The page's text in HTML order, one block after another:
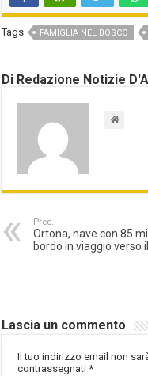
Tags FAMIGLIA NEL BOSCO
Di Redazione Notizie
Prec.
Ortona, nave con 85
bordo in viaggio verso
Lascia un commento
Il tuo indirizzo email non
contrassegnati*